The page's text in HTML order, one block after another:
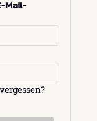
Mail-